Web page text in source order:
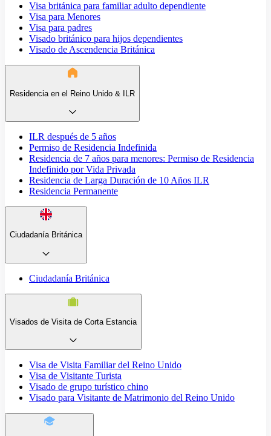
Visa británica para familiar adulto dependiente
Visa para Menores
Visa para padres
Visado británico para hijos dependientes
Visado de Ascendencia Británica
Residencia en el Reino Unido & ILR
ILR después de 5 años
Permiso de Residencia Indefinida
Residencia de 7 años para menores: Permiso de Residencia
Indefinido por Vida Privada
Residencia de Larga Duración de 10 Años ILR
Residencia Permanente
Ciudadanía Británica
Ciudadanía Británica
Visados de Visita de Corta Estancia
Visa de Visita Familiar del Reino Unido
Visa de Visitante Turista
Visado de grupo turístico chino
Visado para Visitante de Matrimonio del Reino Unido